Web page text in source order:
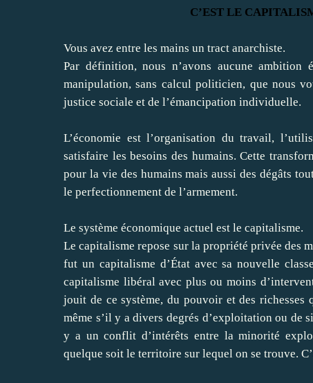
C’EST LE
Vous avez entre les mains un tract anarchiste.
Par définition, nous n’avons aucune ambition
manipulation, sans calcul politicien, que nous
justice sociale et de l’émancipation individuelle.
L’économie est l’organisation du travail,
satisfaire les besoins des humains. Cette
pour la vie des humains mais aussi des dégâts
le perfectionnement de l’armement.
Le système économique actuel est le capitalisme.
Le capitalisme repose sur la propriété privée des
fut un capitalisme d’État avec sa nouvelle
capitalisme libéral avec plus ou moins
jouit de ce système, du pouvoir et des
même s’il y a divers degrés d’exploitation ou de
y a un conflit d’intérêts entre la minorité
quelque soit le territoire sur lequel on se trouve.